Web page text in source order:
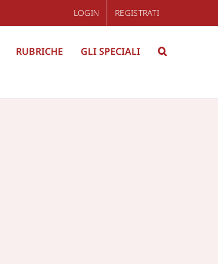
LOGIN REGISTRATI
RUBRICHE GLI SPECIALI